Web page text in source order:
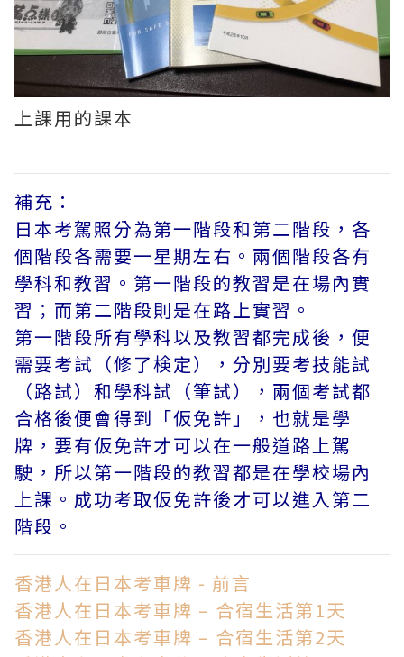
上課用的課本
補充：
日本考駕照分為第一階段和第二階段，各
個階段各需要一星期左右。兩個階段各有
學科和教習。第一階段的教習是在場內實
習；而第二階段則是在路上實習。
第一階段所有學科以及教習都完成後，便
需要考試（修了検定），分別要考技能試
（路試）和學科試（筆試），兩個考試都
合格後便會得到「仮免許」，也就是學
牌，要有仮免許才可以在一般道路上駕
駛，所以第一階段的教習都是在學校場內
上課。成功考取仮免許後才可以進入第二
階段。
香港人在日本考車牌 - 前言
香港人在日本考車牌 – 合宿生活第1天
香港人在日本考車牌 – 合宿生活第2天